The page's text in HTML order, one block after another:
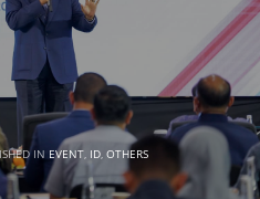
IN EVENT, ID, OTHERS